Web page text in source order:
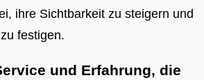
ihre Sicht­bar­keit zu stei­gern und
fes­ti­gen.
und Erfahrung, die